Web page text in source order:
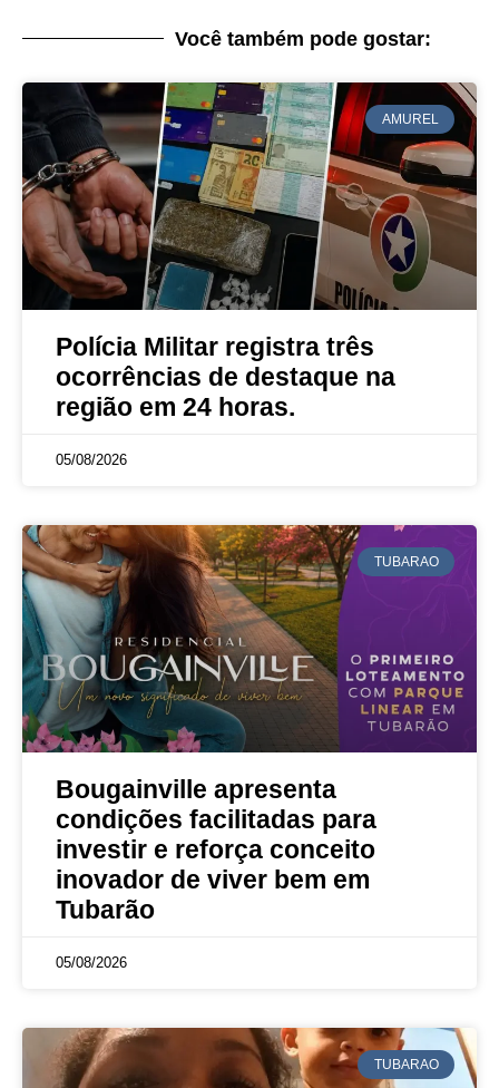
Você também pode gostar:
AMUREL
Polícia Militar registra três
ocorrências de destaque na
região em 24 horas.
05/08/2026
TUBARAO
Bougainville apresenta
condições facilitadas para
investir e reforça conceito
inovador de viver bem em
Tubarão
05/08/2026
TUBARAO